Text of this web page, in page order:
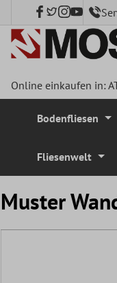
springen
Online einkaufen in:
Bodenfliesen
Fliesenwelt
Muster